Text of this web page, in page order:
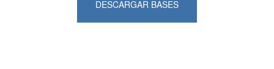
DESCARGAR BASES